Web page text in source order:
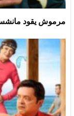
مرموش يقود